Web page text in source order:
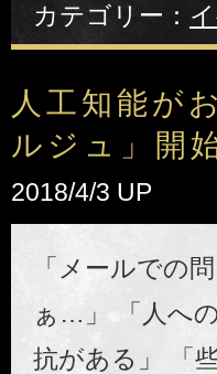
カテゴリー：
人工知能が
ルジュ」開
2018/4/3 UP
「メールでの
ぁ…」 「人へ
抗がある」 「